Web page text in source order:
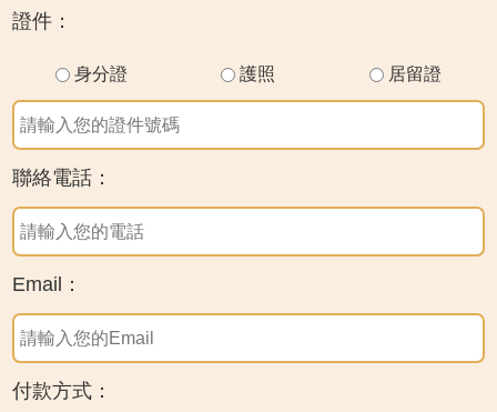
證件：
身分證 護照 居留證
聯絡電話：
Email：
付款方式：